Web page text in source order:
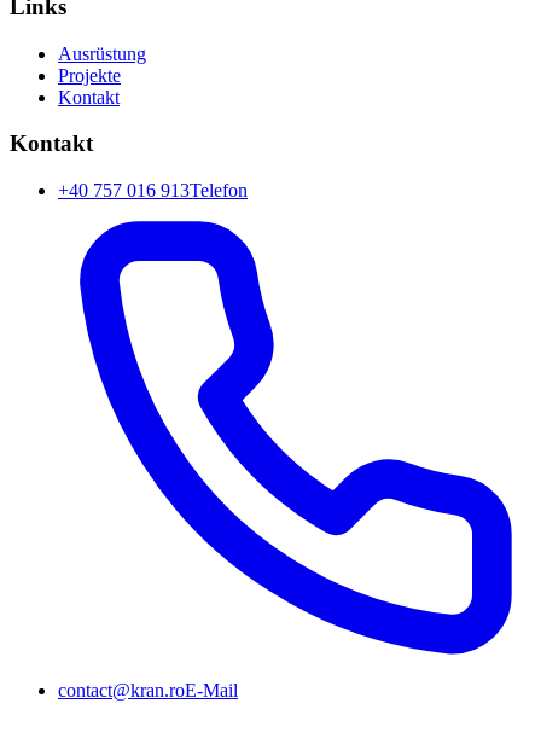
Links
Ausrüstung
Projekte
Kontakt
Kontakt
+40 757 016 913Telefon
contact@kran.roE-Mail